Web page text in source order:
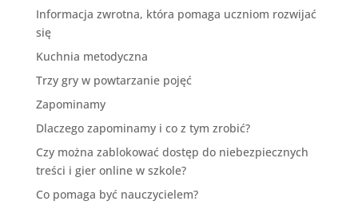
Informacja zwrotna, która pomaga uczniom rozwijać
się
Kuchnia metodyczna
Trzy gry w powtarzanie pojęć
Zapominamy
Dlaczego zapominamy i co z tym zrobić?
Czy można zablokować dostęp do niebezpiecznych
treści i gier online w szkole?
Co pomaga być nauczycielem?